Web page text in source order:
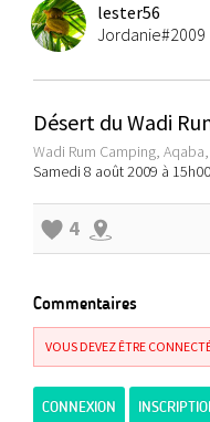
lester56
Jordanie#2009
Désert du Wadi
Wadi Rum Camping,
Samedi 8 août 2009 à 15h00
4
Commentaires
VOUS DEVEZ ÊTRE
CONNEXION